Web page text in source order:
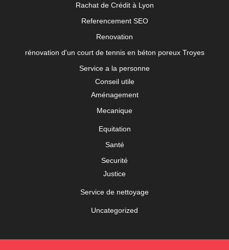
Rachat de Crédit à Lyon
Referencement SEO
Renovation
rénovation d'un court de tennis en béton poreux Troyes
Service a la personne
Conseil utile
Aménagement
Mecanique
Equitation
Santé
Securité
Justice
Service de nettoyage
Uncategorized